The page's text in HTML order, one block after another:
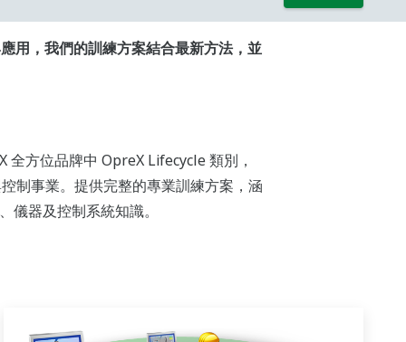
用，我們的訓練方案結合最新方法，並
方位品牌中 OpreX Lifecycle 類別，
制事業。提供完整的專業訓練方案，涵
儀器及控制系統知識。